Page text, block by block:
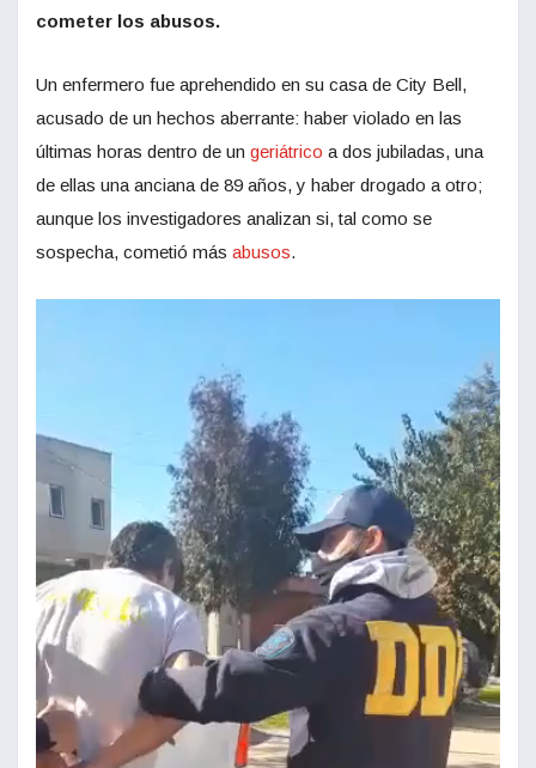
cometer los abusos.
Un enfermero fue aprehendido en su casa de City Bell,
acusado de un hechos aberrante: haber violado en las
últimas horas dentro de un geriátrico a dos jubiladas, una
de ellas una anciana de 89 años, y haber drogado a otro;
aunque los investigadores analizan si, tal como se
sospecha, cometió más abusos.